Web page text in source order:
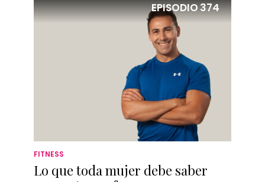
EPISODIO374
FITNESS
Lo que toda mujer debe saber